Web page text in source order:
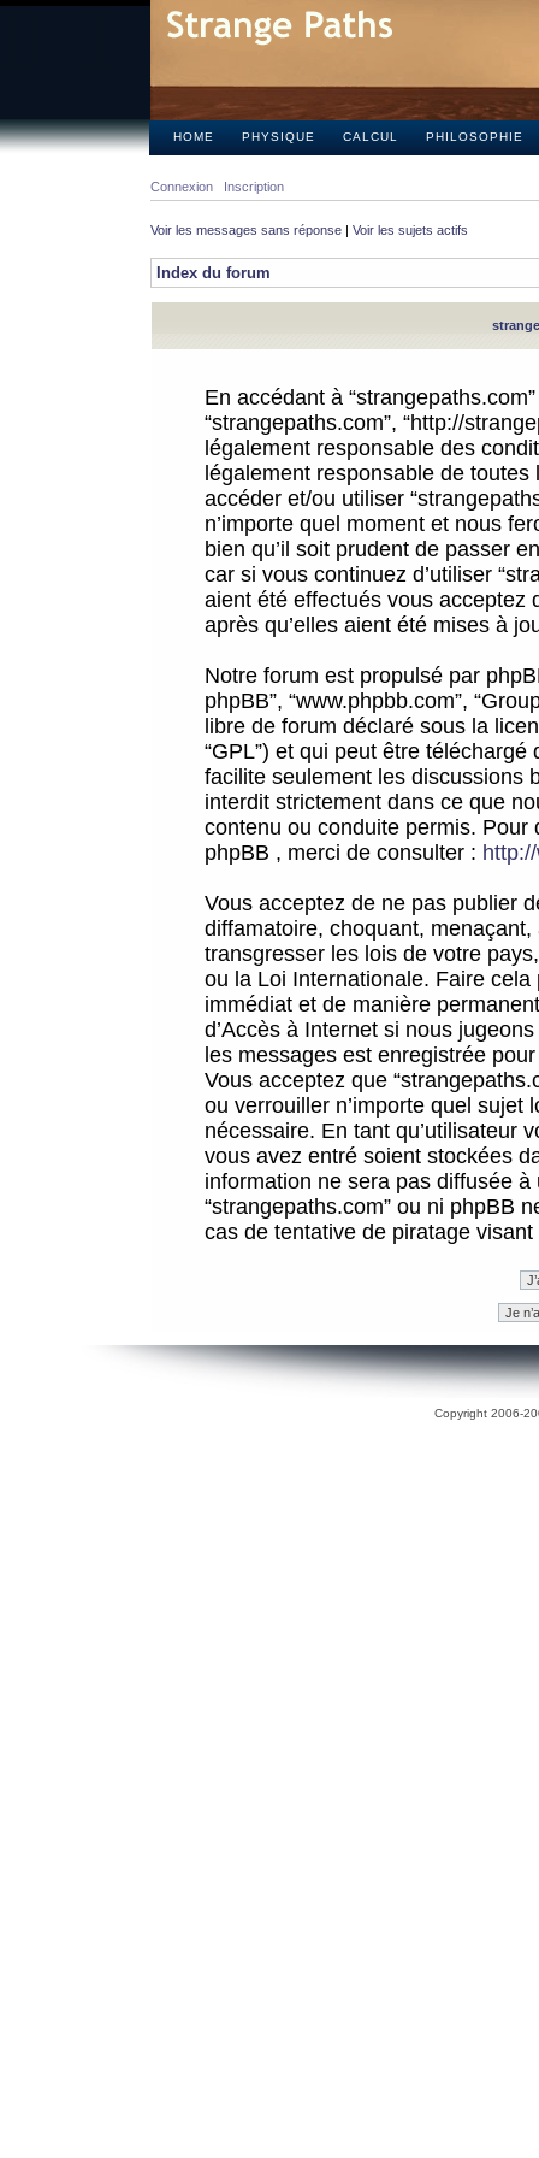
HOME PHYSIQUE CALCUL PHILOSOPHIE
Connexion Inscription
Voir les messages sans réponse | Voir les sujets actifs
Index du forum
En accédant à
“strangepaths.com”, “http://
légalement responsable des
légalement responsable de
accéder et/ou utiliser
n’importe quel moment et nous
bien qu’il soit prudent de passer
car si vous continuez d’utiliser
aient été effectués vous acceptez
après qu’elles aient été mises à
Notre forum est propulsé par
phpBB”, “www.phpbb.com”,
libre de forum déclaré sous la
“GPL”) et qui peut être téléchargé
facilite seulement les discussions
interdit strictement dans ce que
contenu ou conduite permis.
phpBB , merci de consulter :
Vous acceptez de ne pas publier
diffamatoire, choquant,
transgresser les lois de votre
ou la Loi Internationale. Faire
immédiat et de manière
d’Accès à Internet si nous
les messages est enregistrée
Vous acceptez que
ou verrouiller n’importe quel sujet
nécessaire. En tant qu’utilisateur
vous avez entré soient stockées
information ne sera pas diffusée
“strangepaths.com” ou ni phpBB
cas de tentative de piratage
Copyright 2006-